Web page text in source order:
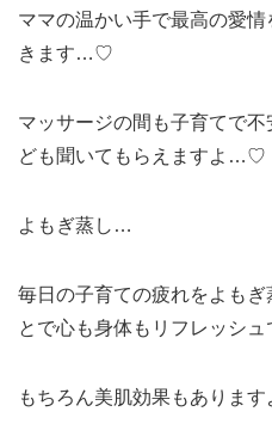
ママの温かい手で最高の愛
きます…♡
マッサージの間も子育てで
ども聞いてもらえますよ…♡
よもぎ蒸し…
毎日の子育ての疲れをよも
とで心も身体もリフレッシ
もちろん美肌効果もありま